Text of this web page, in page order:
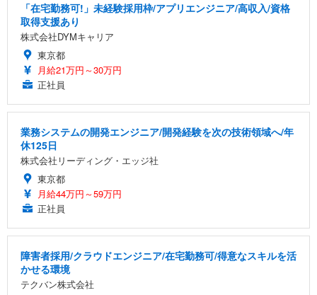
「在宅勤務可!」未経験採用枠/アプリエンジニア/高収入/資格
取得支援あり
株式会社DYMキャリア
東京都
月給21万円～30万円
正社員
業務システムの開発エンジニア/開発経験を次の技術領域へ/年
休125日
株式会社リーディング・エッジ社
東京都
月給44万円～59万円
正社員
障害者採用/クラウドエンジニア/在宅勤務可/得意なスキルを活
かせる環境
テクバン株式会社